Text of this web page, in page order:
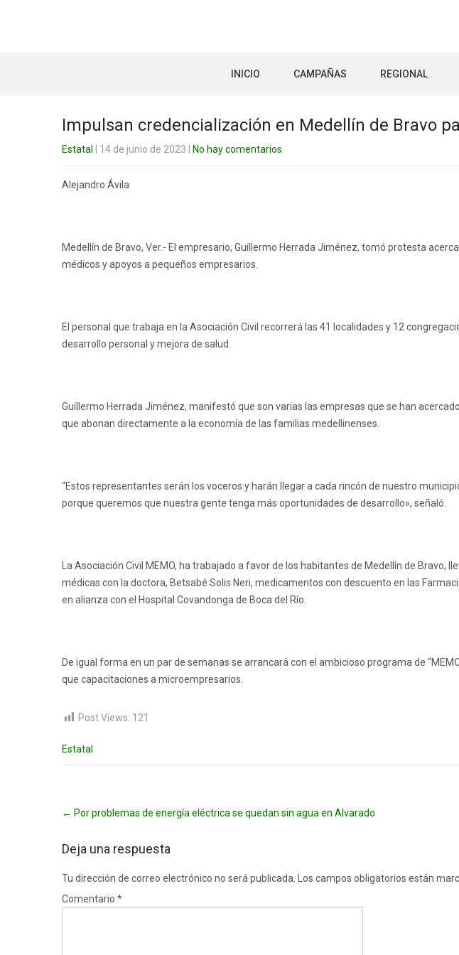
INICIO CAMPAÑAS REGIONAL
Impulsan credencialización en Medellín de Bravo
Estatal | 14 de junio de 2023 No hay comentarios
Alejandro Ávila
Medellín de Bravo, Ver.- El empresario, Guillermo Herrada Jiménez, tomó protesta
médicos y apoyos a pequeños empresarios.
El personal que trabaja en la Asociación Civil recorrerá las 41 localidades y 12
desarrollo personal y mejora de salud.
Guillermo Herrada Jiménez, manifestó que son varias las empresas que se han
que abonan directamente a la economía de las familias medellinenses.
“Estos representantes serán los voceros y harán llegar a cada rincón de nuestro
porque queremos que nuestra gente tenga más oportunidades de desarrollo», señaló.
La Asociación Civil MEMO, ha trabajado a favor de los habitantes de Medellín de
médicas con la doctora, Betsabé Solis Neri, medicamentos con descuento en las
en alianza con el Hospital Covandonga de Boca del Río.
De igual forma en un par de semanas se arrancará con el ambicioso programa de
que capacitaciones a microempresarios.
Post Views: 121
Estatal
navigation
← Por problemas de energía eléctrica se quedan sin agua en Alvarado
Deja una respuesta
Tu dirección de correo electrónico no será publicada. Los campos obligatorios están
Comentario *